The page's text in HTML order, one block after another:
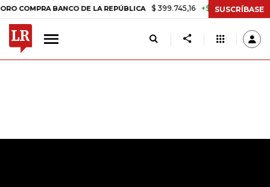
BANCO DE LA REPÚBLICA $ 399.745,16 +$ 2.295,71 +0,58%
SUSCRÍBASE